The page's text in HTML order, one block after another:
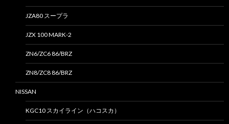
JZA80 スープラ
JZX 100 MARK-2
ZN6/ZC6 86/BRZ
ZN8/ZC8 86/BRZ
NISSAN
KGC10 スカイライン（ハコスカ）